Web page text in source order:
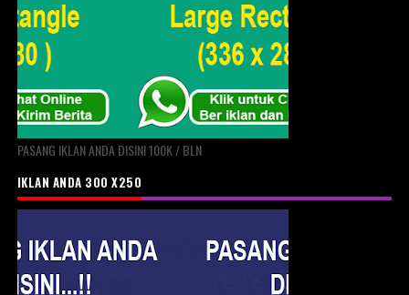
PASANG IKLAN ANDA DISINI 100K / BLN
IKLAN ANDA 300 X250